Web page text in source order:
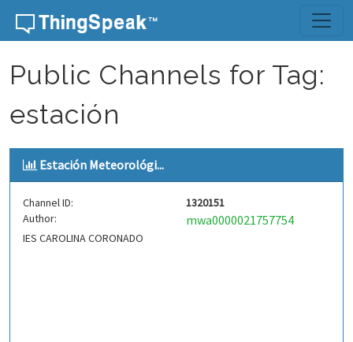
Skip to content
Public Channels for Tag:
estación
Estación Meteorológi...
Channel ID:
1320151
Author:
mwa0000021757754
IES CAROLINA CORONADO